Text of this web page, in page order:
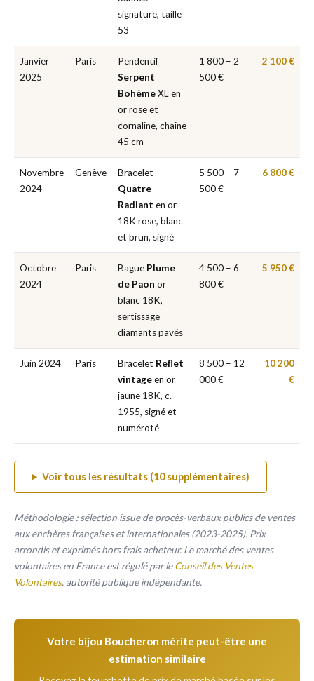
signature, taille
53
Janvier
2025
Paris
Pendentif
Serpent
BohèmeXL en
or rose et
cornaline, chaîne
45 cm
1 800 – 2
500 €
2 100 €
Novembre
2024
Genève
Bracelet
Quatre
Radiant en or
18K rose, blanc
et brun, signé
5 500 – 7
500 €
6 800 €
Octobre
2024
Paris Bague Plume
de Paon or
blanc 18K,
sertissage
diamants pavés
4 500 – 6
800 €
5 950 €
Juin 2024 Paris Bracelet Reflet
vintageen or
jaune 18K, c.
1955, signé et
numéroté
8 500 – 12
000 €
10 200
€
Voir tous les résultats (10 supplémentaires)
Méthodologie : sélection issue de procès-verbaux publics de ventes
aux enchères françaises et internationales (2023-2025). Prix
arrondis et exprimés hors frais acheteur. Le marché des ventes
volontaires en France est régulé par leConseil des Ventes
Volontaires, autorité publique indépendante.
Votre bijou Boucheron mérite peut-être une
estimation similaire